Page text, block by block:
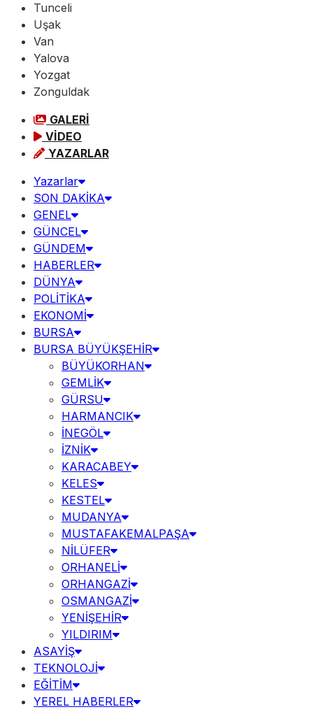
Tunceli
Uşak
Van
Yalova
Yozgat
Zonguldak
GALERİ
VİDEO
YAZARLAR
Yazarlar
SON DAKİKA
GENEL
GÜNCEL
GÜNDEM
HABERLER
DÜNYA
POLİTİKA
EKONOMİ
BURSA
BURSA BÜYÜKŞEHİR
BÜYÜKORHAN
GEMLİK
GÜRSU
HARMANCIK
İNEGÖL
İZNİK
KARACABEY
KELES
KESTEL
MUDANYA
MUSTAFAKEMALPAŞA
NİLÜFER
ORHANELİ
ORHANGAZİ
OSMANGAZİ
YENİŞEHİR
YILDIRIM
ASAYİŞ
TEKNOLOJİ
EĞİTİM
YEREL HABERLER